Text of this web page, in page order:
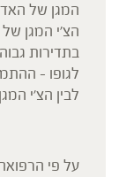
המגן של
הצ'י המגן
בתדירות
לגופו –
לבין הצ'י
על פי